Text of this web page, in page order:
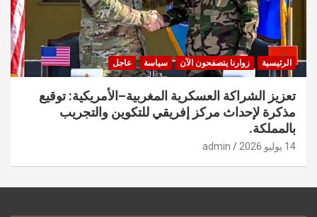
الرئيسية زوارنا يتصفحون الآن سياسة عاجل
تعزيز الشراكة العسكرية المغربية–الأمريكية: توقيع
مذكرة لإحداث مركز إفريقي للتكوين والتجريب
بالمملكة.
14 يوليو 2026 admin